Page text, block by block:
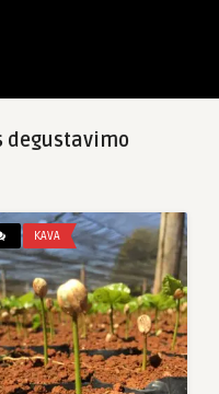
degustavimo
KAVA